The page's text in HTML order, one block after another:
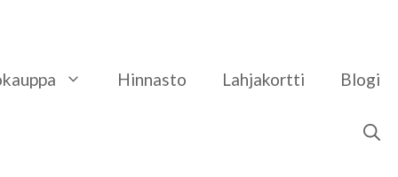
Hinnasto ​Lahjakortti Blogi